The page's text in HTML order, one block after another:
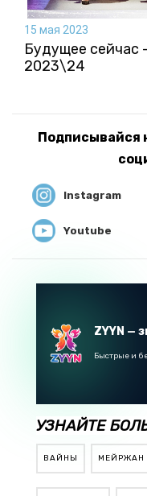
15 мая 2023
Будущее сейчас
2023\24
Подписывайся
Instagram
Youtube
УЗНАЙТЕ
ВАЙНЫ МЕЙРЖАН